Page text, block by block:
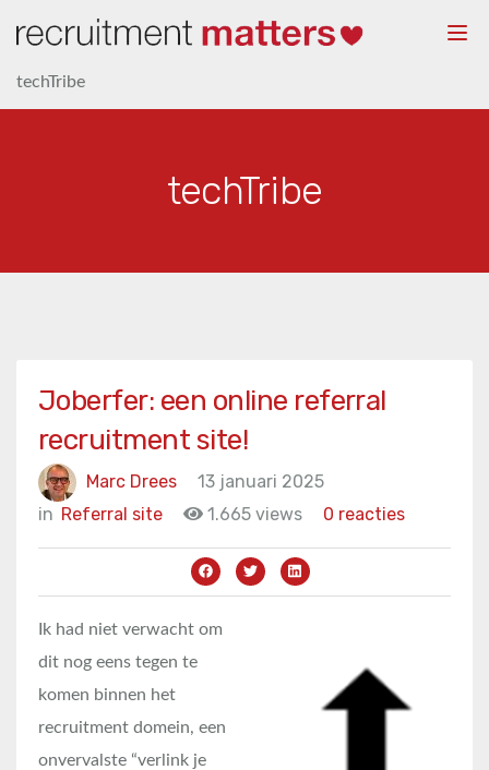
techTribe
techTribe
Joberfer: een online referral
recruitment site!
Marc Drees
13 januari 2025
in Referral site 1.665 views 0 reacties
Ik had niet verwacht om
dit nog eens tegen te
komen binnen het
recruitment domein, een
onvervalste “verlink je